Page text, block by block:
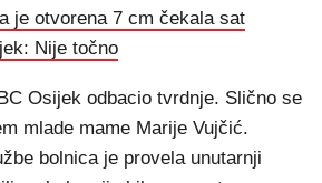
je otvorena 7 cm čekala sat
Nije točno
Osijek odbacio tvrdnje. Slično se
mlade mame Marije Vujčić.
bolnica je provela unutarnji